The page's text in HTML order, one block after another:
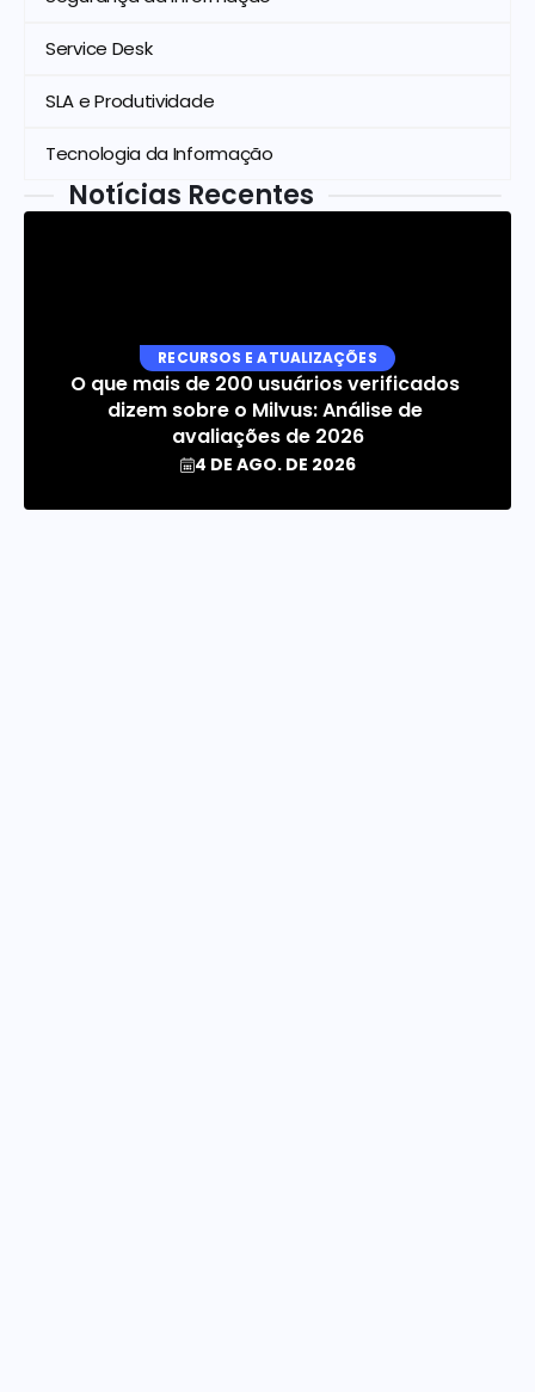
Service Desk
SLA e Produtividade
Tecnologia da Informação
Notícias Recentes
RECURSOS E ATUALIZAÇÕES
O que mais de 200 usuários verificados
dizem sobre o Milvus: Análise de
avaliações de 2026
4 DE AGO. DE 2026